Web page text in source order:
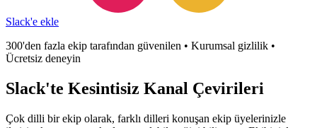
Slack'e ekle
300'den fazla ekip tarafından güvenilen • Kurumsal gizlilik •
Ücretsiz deneyin
Slack'te Kesintisiz Kanal Çevirileri
Çok dilli bir ekip olarak, farklı dilleri konuşan ekip üyelerinizle